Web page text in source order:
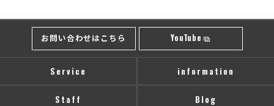
お問い合わせはこちら YouTube
Service information
Staff Blog